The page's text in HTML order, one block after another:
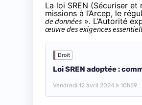
La loi SREN (Sécuriser
missions à l’Arcep, le
de données ». L’Autorité
œuvre des exigences
Droit
Loi SREN adoptée :
Vendredi 12 avril 2024 à 10h59